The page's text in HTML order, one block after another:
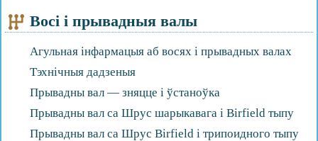
Восі і прывадныя валы
Агульная інфармацыя аб восях і прывадных валах
Тэхнічныя дадзеныя
Прывадны вал — зняцце і ўстаноўка
Прывадны вал са Шрус шарыкавага і Birfield тыпу
Прывадны вал са Шрус Birfield і трипоидного тыпу